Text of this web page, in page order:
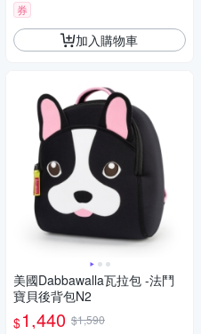
券
加入購物車
美國Dabbawalla瓦拉包 -法鬥
寶貝後背包N2
$1,440 $1,590